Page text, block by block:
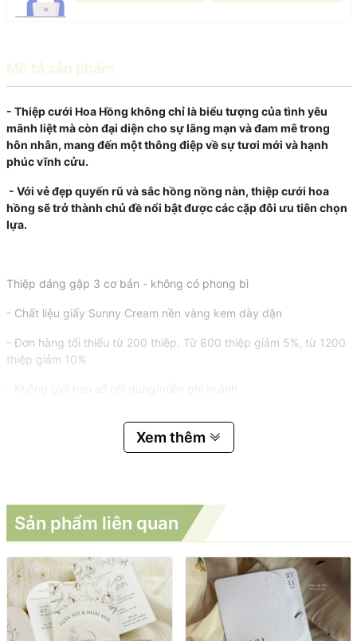
Mô tả sản phẩm
- Thiệp cưới Hoa Hồng không chỉ là biểu tượng của tình yêu
mãnh liệt mà còn đại diện cho sự lãng mạn và đam mê trong
hôn nhân, mang đến một thông điệp về sự tươi mới và hạnh
phúc vĩnh cửu.
- Với vẻ đẹp quyến rũ và sắc hồng nồng nàn, thiệp cưới hoa
hồng sẽ trở thành chủ đề nổi bật được các cặp đôi ưu tiên chọn
lựa.
Thiệp dáng gập 3 cơ bản - không có phong bì
- Chất liệu giấy Sunny Cream nền vàng kem dày dặn
- Đơn hàng tối thiểu từ 200 thiệp. Từ 800 thiệp giảm 5%, từ 1200
thiệp giảm 10%
Xem thêm
Sản phẩm liên quan